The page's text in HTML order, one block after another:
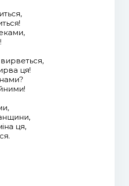
ця!
ця,